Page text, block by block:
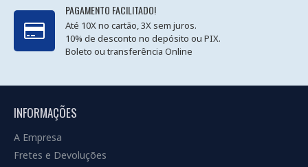
PAGAMENTO FACILITADO!
Até 10X no cartão, 3X sem juros.
10% de desconto no depósito ou PIX.
Boleto ou transferência Online
INFORMAÇÕES
A Empresa
Fretes e Devoluções